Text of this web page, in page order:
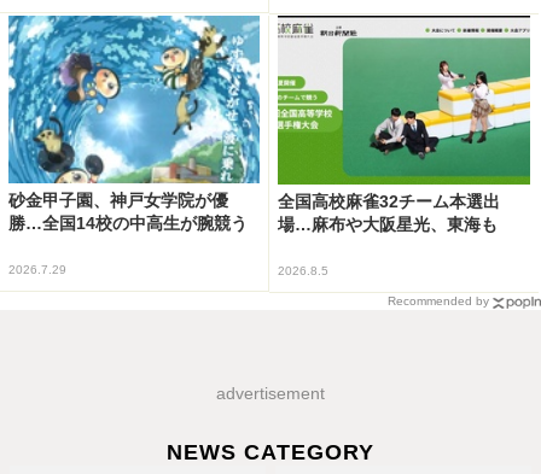
砂金甲子園、神戸女学院が優
勝…全国14校の中高生が腕競う
2026.7.29
全国高校麻雀32チーム本選出
場…麻布や大阪星光、東海も
2026.8.5
Recommended by
advertisement
NEWS CATEGORY